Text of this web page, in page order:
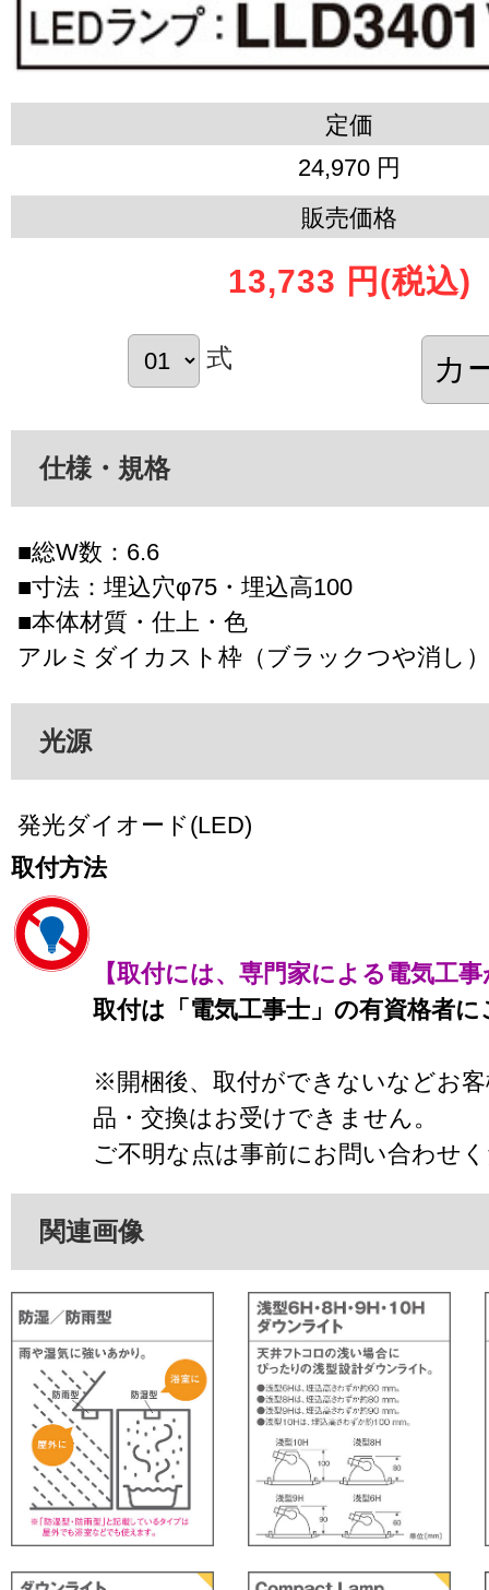
定価
24,970 円
販売価格
13,733 円 (税込)
式
仕様・規格
■総W数：6.6
■寸法：埋込穴φ75・埋込高100
■本体材質・仕上・色
アルミダイカスト枠（ブラックつや消し
光源
発光ダイオード(LED)
取付方法
【取付には、専門家による電気工
取付は「電気工事士」の有資格者
※開梱後、取付ができないなどお
品・交換はお受けできません。
ご不明な点は事前にお問い合わせ
関連画像